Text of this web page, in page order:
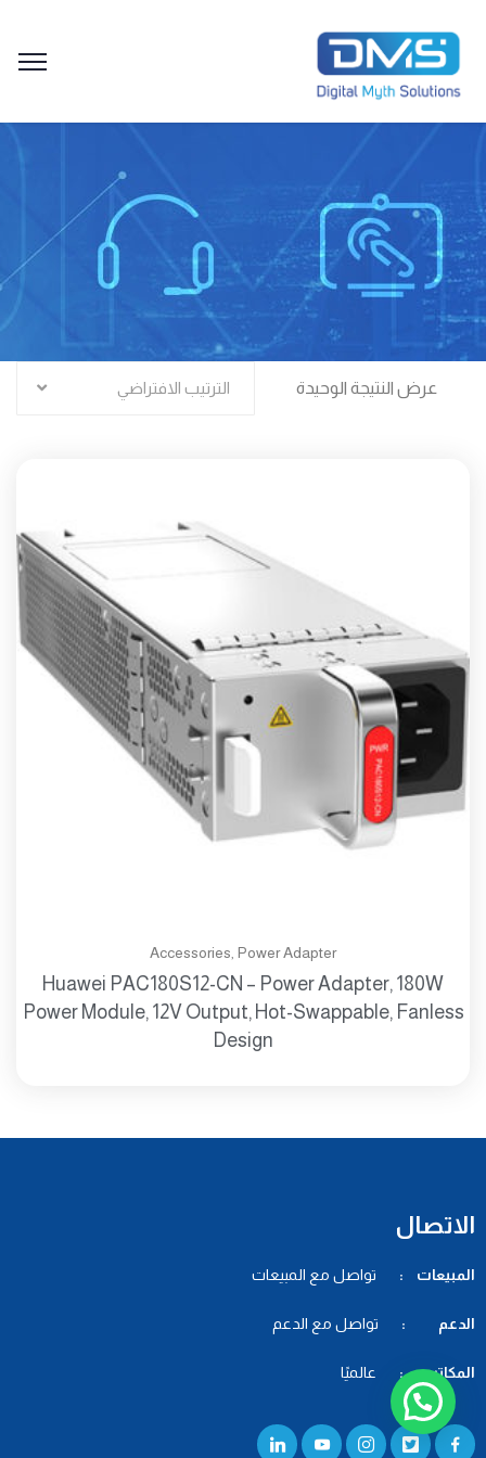
عرض النتيجة الوحيدة الترتيب الافتراضي
Accessories Power Adapter
Huawei PAC180S12-CN – Power Adapter, 180W
Power Module, 12V Output, Hot-Swappable, Fanless
Design
الاتصال
المبيعات : تواصل مع المبيعات
الدعم : تواصل مع الدعم
المكاتب : عالميًا